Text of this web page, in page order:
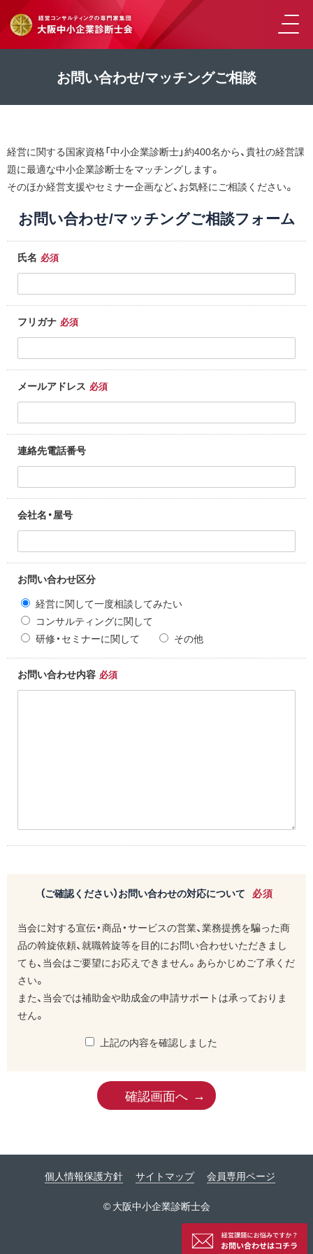
お問い合わせ/マッチングご相談
経営に関する国家資格「中小企業診断士」約400名から、貴社の経営課
題に最適な中小企業診断士をマッチングします。
そのほか経営支援やセミナー企画など、お気軽にご相談ください。
お問い合わせ/マッチングご相談フォーム
氏名 必須
フリガナ 必須
メールアドレス 必須
連絡先電話番号
会社名・屋号
お問い合わせ区分
経営に関して一度相談してみたい
コンサルティングに関して
研修・セミナーに関して
その他
お問い合わせ内容 必須
（ご確認ください）お問い合わせの対応について 必須
当会に対する宣伝・商品・サービスの営業、業務提携を騙った商
品の斡旋依頼、就職斡旋等を目的にお問い合わせいただきまし
ても、当会はご要望にお応えできません。あらかじめご了承くだ
さい。
また、当会では補助金や助成金の申請サポートは承っておりま
せん。
上記の内容を確認しました
確認画面へ
個人情報保護方針 サイトマップ 会員専用ページ
© 大阪中小企業診断士会